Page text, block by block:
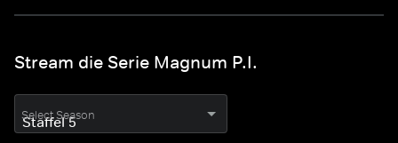
Stream die Serie Magnum P.I.
Select Season